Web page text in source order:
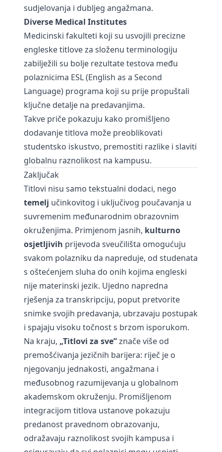
sudjelovanja i dubljeg angažmana.
Diverse Medical Institutes
Medicinski fakulteti koji su usvojili precizne
engleske titlove za složenu terminologiju
zabilježili su bolje rezultate testova među
polaznicima ESL (English as a Second
Language) programa koji su prije propuštali
ključne detalje na predavanjima.
Takve priče pokazuju kako promišljeno
dodavanje titlova može preoblikovati
studentsko iskustvo, premostiti razlike i slaviti
globalnu raznolikost na kampusu.
Zaključak
Titlovi nisu samo tekstualni dodaci, nego
temelj učinkovitog i uključivog poučavanja u
suvremenim međunarodnim obrazovnim
okruženjima. Primjenom jasnih, kulturno
osjetljivih prijevoda sveučilišta omogućuju
svakom polazniku da napreduje, od studenata
s oštećenjem sluha do onih kojima engleski
nije materinski jezik. Ujedno napredna
rješenja za transkripciju, poput pretvorite
snimke svojih predavanja, ubrzavaju postupak
i spajaju visoku točnost s brzom isporukom.
Na kraju, „Titlovi za sve”znače više od
premošćivanja jezičnih barijera: riječ je o
njegovanju jednakosti, angažmana i
međusobnog razumijevanja u globalnom
akademskom okruženju. Promišljenom
integracijom titlova ustanove pokazuju
predanost pravednom obrazovanju,
odražavaju raznolikost svojih kampusa i